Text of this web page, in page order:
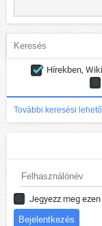
Hírekben,
További keresési
Jegyezz meg